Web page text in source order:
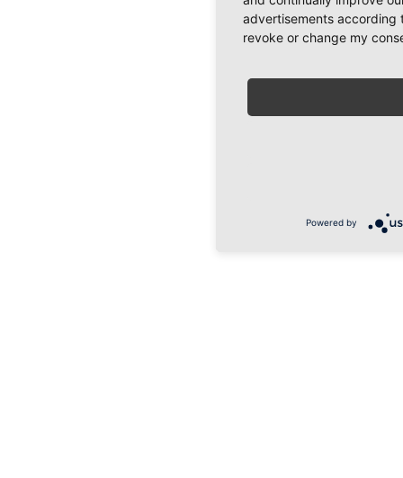
advertisements according
revoke or change my
Powered by